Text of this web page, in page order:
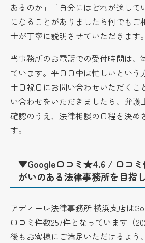
あるのか」「自分にはどれが適して
になることがありましたら何でもご
士が丁寧に説明させていただきます。
当事務所のお電話での受付時間は、
ています。平日日中は忙しいという
土日祝日にお問い合わせいただくこ
い合わせをいただきましたら、弁護
確認のうえ、法律相談の日程を決め
す。
▼Google口コミ★4.6 / 口コミ
がいのある法律事務所を目指
アディーレ法律事務所 横浜支店は
口コミ件数257件となっています（
後もお客様にご満足いただけるよう